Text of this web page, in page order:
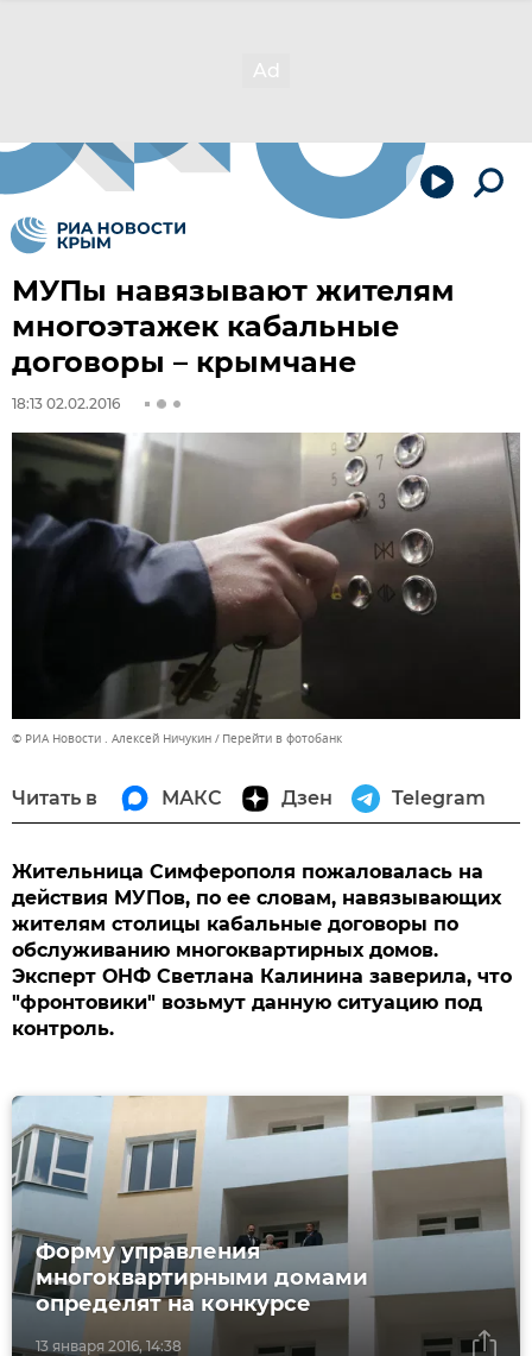
МУПы навязывают жителям
многоэтажек кабальные
договоры – крымчане
18:13 02.02.2016
© РИА Новости . Алексей Ничукин Перейти в фотобанк
Читать в МАКС Дзен Telegram
Жительница Симферополя пожаловалась на
действия МУПов, по ее словам, навязывающих
жителям столицы кабальные договоры по
обслуживанию многоквартирных домов.
Эксперт ОНФ Светлана Калинина заверила, что
"фронтовики" возьмут данную ситуацию под
контроль.
13 января 2016, 14:38
Форму управления
многоквартирными домами
определят на конкурсе